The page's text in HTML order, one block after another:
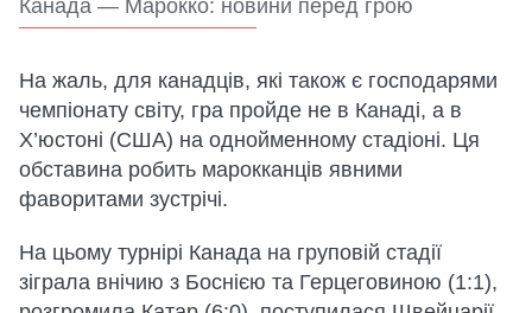
Канада — Марокко: новини перед грою
На жаль, для канадців, які також є господарями
чемпіонату світу, гра пройде не в Канаді, а в
Х’юстоні (США) на однойменному стадіоні. Ця
обставина робить марокканців явними
фаворитами зустрічі.
На цьому турнірі Канада на груповій стадії
зіграла внічию з Боснією та Герцеговиною (1:1),